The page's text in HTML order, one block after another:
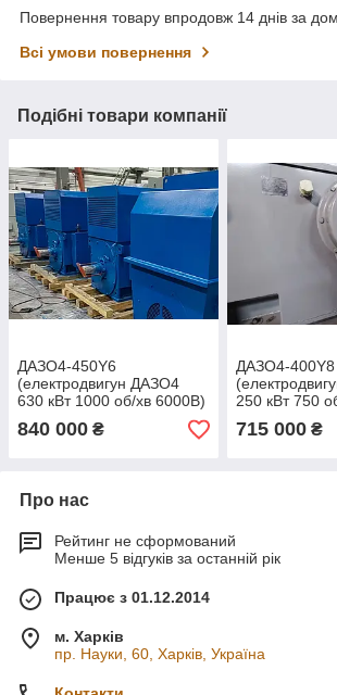
Повернення товару впродовж 14 днів за
Всі умови повернення
Подібні товари компанії
ДАЗО4-450Y6
(електродвигун ДАЗО4
630 кВт 1000 об/хв 6000В)
840 000 ₴
ДАЗО4-400Y8
250 кВт 750
715 000₴
Про нас
Рейтинг не сформований
Менше 5 відгуків за останній рік
Працює з 01.12.2014
м. Харків
пр. Науки, 60, Харків, Україна